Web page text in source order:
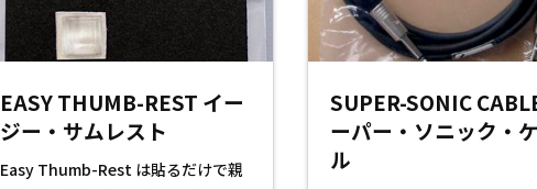
EASY THUMB-REST イー
ジー・サムレスト
Easy Thumb-Rest は貼るだけで親
SUPER-SONIC
ーパー・ソニック・
ル